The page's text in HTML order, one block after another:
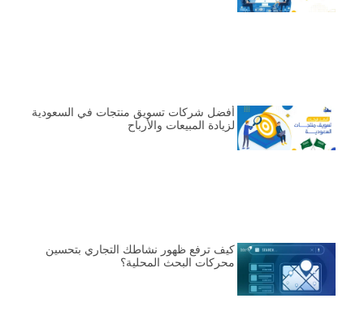
أفضل شركات تسويق منتجات في السعودية
لزيادة المبيعات والأرباح
كيف ترفع ظهور نشاطك التجاري بتحسين
محركات البحث المحلية؟